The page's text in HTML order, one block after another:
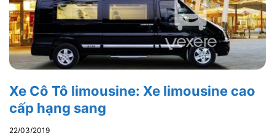
Xe Cô Tô limousine: Xe limousine cao
cấp hạng sang
22/03/2019